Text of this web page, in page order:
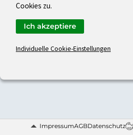
ImpressumAGBDatenschutz
Cookies zu.
Individuelle Cookie-Einstellungen
Ich akzeptiere